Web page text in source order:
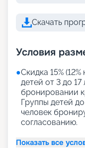
Скачать
Условия
●Скидка 15%
детей от 3 до 17
бронировании
Группы детей
человек
согласованию.
Показать все